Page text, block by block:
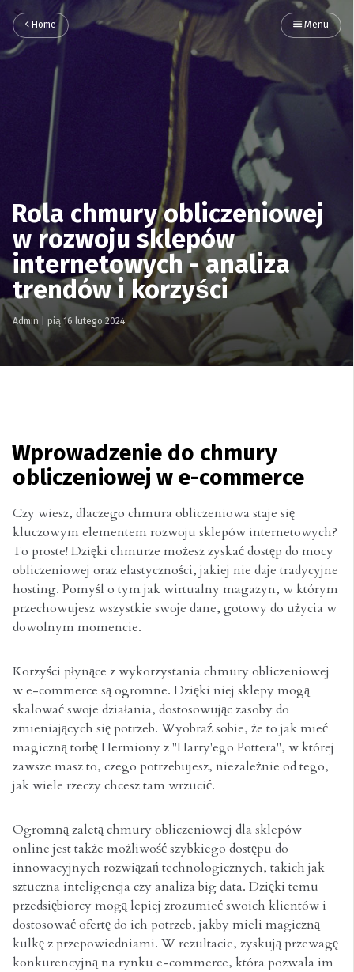
Home Menu
Rola chmury obliczeniowej
w rozwoju sklepów
internetowych - analiza
trendów i korzyści
Admin pią 16 lutego 2024
Wprowadzenie do chmury
obliczeniowej w e-commerce
Czy wiesz, dlaczego chmura obliczeniowa staje się
kluczowym elementem rozwoju sklepów internetowych?
To proste! Dzięki chmurze możesz zyskać dostęp do mocy
obliczeniowej oraz elastyczności, jakiej nie daje tradycyjne
hosting. Pomyśl o tym jak wirtualny magazyn, w którym
przechowujesz wszystkie swoje dane, gotowy do użycia w
dowolnym momencie.
Korzyści płynące z wykorzystania chmury obliczeniowej
w e-commerce są ogromne. Dzięki niej sklepy mogą
skalować swoje działania, dostosowując zasoby do
zmieniających się potrzeb. Wyobraź sobie, że to jak mieć
magiczną torbę Hermiony z "Harry'ego Pottera", w której
zawsze masz to, czego potrzebujesz, niezależnie od tego,
jak wiele rzeczy chcesz tam wrzucić.
Ogromną zaletą chmury obliczeniowej dla sklepów
online jest także możliwość szybkiego dostępu do
innowacyjnych rozwiązań technologicznych, takich jak
sztuczna inteligencja czy analiza big data. Dzięki temu
przedsiębiorcy mogą lepiej zrozumieć swoich klientów i
dostosować ofertę do ich potrzeb, jakby mieli magiczną
kulkę z przepowiedniami. W rezultacie, zyskują przewagę
konkurencyjną na rynku e-commerce, która pozwala im